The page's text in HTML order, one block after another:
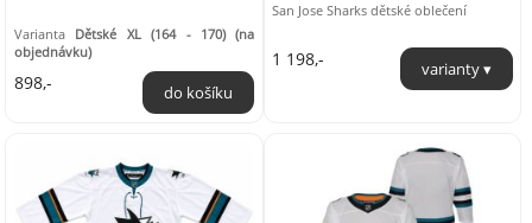
Varianta Dětské XL (164 - 170) (na
objednávku)
898,-
San Jose Sharks dětské oblečení
1 198,-